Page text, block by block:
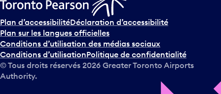
Plan d’accessibilitéDéclaration d’accessibilité
Plan sur les langues officielles
Conditions d’utilisation des médias sociaux
Conditions d’utilisationPolitique de confidentialité
© Tous droits réservés 2026 Greater Toronto Airports
Authority.